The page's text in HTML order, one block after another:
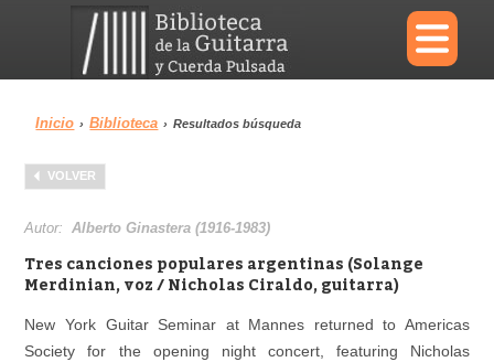
×
Menu
Biblioteca
Inicio › Biblioteca › Resultados búsqueda
VOLVER
Autor:Alberto Ginastera (1916-1983)
Tres canciones populares argentinas (Solange
Merdinian, voz / Nicholas Ciraldo, guitarra)
New York Guitar Seminar at Mannes returned to Americas
Society for the opening night concert, featuring Nicholas